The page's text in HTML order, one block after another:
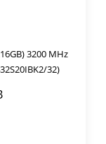
3200 MHz
32)